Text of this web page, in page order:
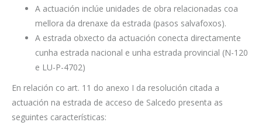
A actuación inclúe unidades de obra relacionadas coa
mellora da drenaxe da estrada (pasos salvafoxos).
A estrada obxecto da actuación conecta directamente
cunha estrada nacional e unha estrada provincial (N-120
e LU-P-4702)
En relación co art. 11 do anexo I da resolución citada a
actuación na estrada de acceso de Salcedo presenta as
seguintes características: